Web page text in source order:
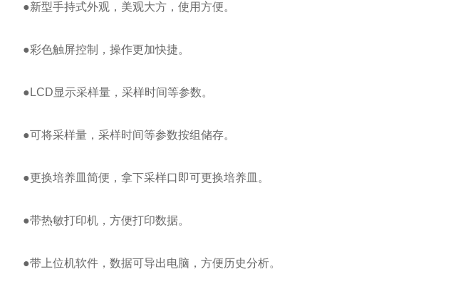
●新型手持式外观，美观大方，使用方便。
●彩色触屏控制，操作更加快捷。
●LCD显示采样量，采样时间等参数。
●可将采样量，采样时间等参数按组储存。
●更换培养皿简便，拿下采样口即可更换培养皿。
●带热敏打印机，方便打印数据。
●带上位机软件，数据可导出电脑，方便历史分析。